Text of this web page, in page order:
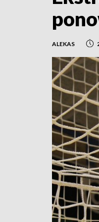
ALEKAS